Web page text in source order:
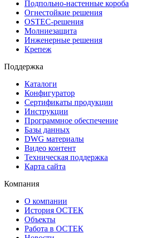
Подпольно-настенные короба
Огнестойкие решения
OSTEC-решения
Молниезащита
Инженерные решения
Крепеж
Поддержка
Каталоги
Конфигуратор
Сертификаты продукции
Инструкции
Программное обеспечение
Базы данных
DWG материалы
Видео контент
Техническая поддержка
Карта сайта
Компания
О компании
История ОСТЕК
Объекты
Работа в ОСТЕК